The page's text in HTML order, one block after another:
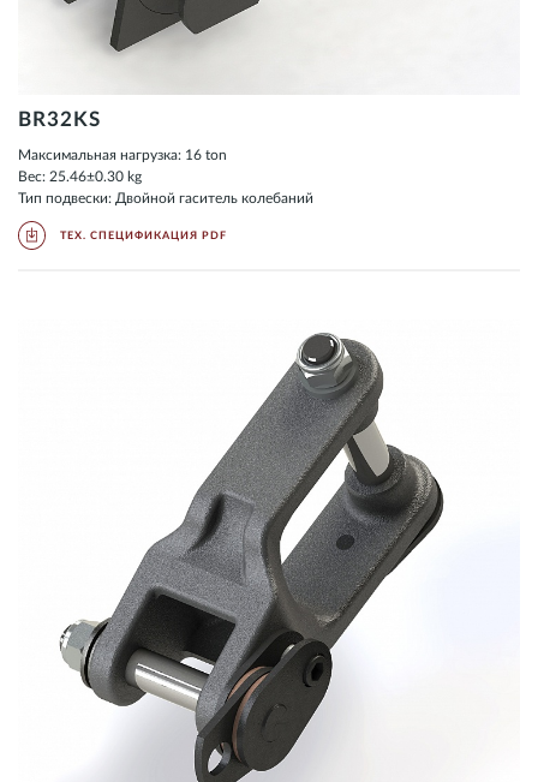
BR32KS
Максимальная нагрузка: 16 ton
Вес: 25.46±0.30 kg
Тип подвески: Двойной гаситель колебаний
ТЕХ. СПЕЦИФИКАЦИЯ PDF